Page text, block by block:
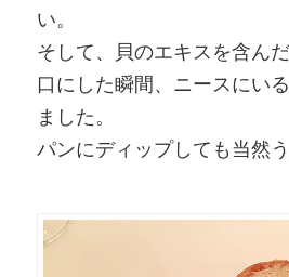
い。
そして、貝のエキスを含んだ
口にした瞬間、ニースにい
ました。
パンにディップしても当然う